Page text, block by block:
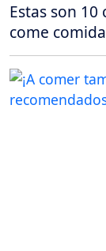
Estas son
come